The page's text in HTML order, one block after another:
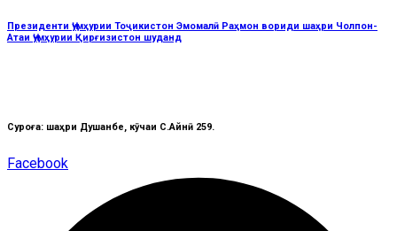
Президенти Ҷумҳурии Тоҷикистон Эмомалӣ Раҳмон вориди шаҳри Чолпон-
Атаи Ҷумҳурии Қирғизистон шуданд
Суроға: шаҳри Душанбе, кӯчаи C.Айнӣ 259.
Facebook